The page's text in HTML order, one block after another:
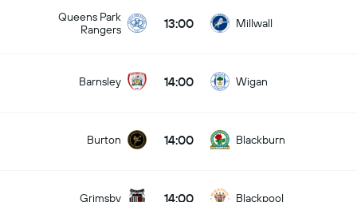
Queens Park
Rangers
13:00 Millwall
Barnsley 14:00 Wigan
Burton 14:00 Blackburn
Grimsby 14:00 Blackpool